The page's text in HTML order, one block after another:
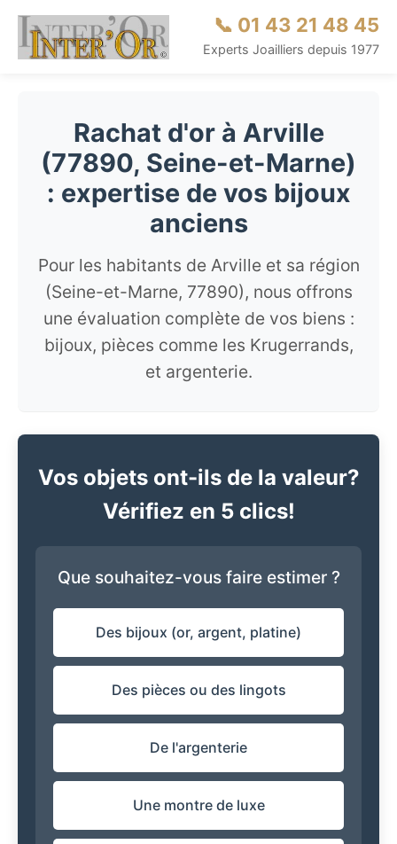
📞 01 43 21 48 45
Experts Joailliers depuis 1977
Rachat d'or à Arville
(77890, Seine-et-Marne)
: expertise de vos bijoux
anciens
Pour les habitants de Arville et sa région
(Seine-et-Marne, 77890), nous offrons
une évaluation complète de vos biens :
bijoux, pièces comme les Krugerrands,
et argenterie.
Vos objets ont-ils de la valeur?
Vérifiez en 5 clics!
Que souhaitez-vous faire estimer ?
Des bijoux (or, argent, platine)
Des pièces ou des lingots
De l'argenterie
Une montre de luxe